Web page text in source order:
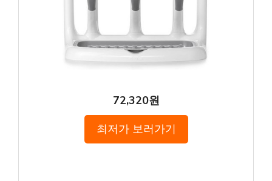
72,320원
최저가 보러가기